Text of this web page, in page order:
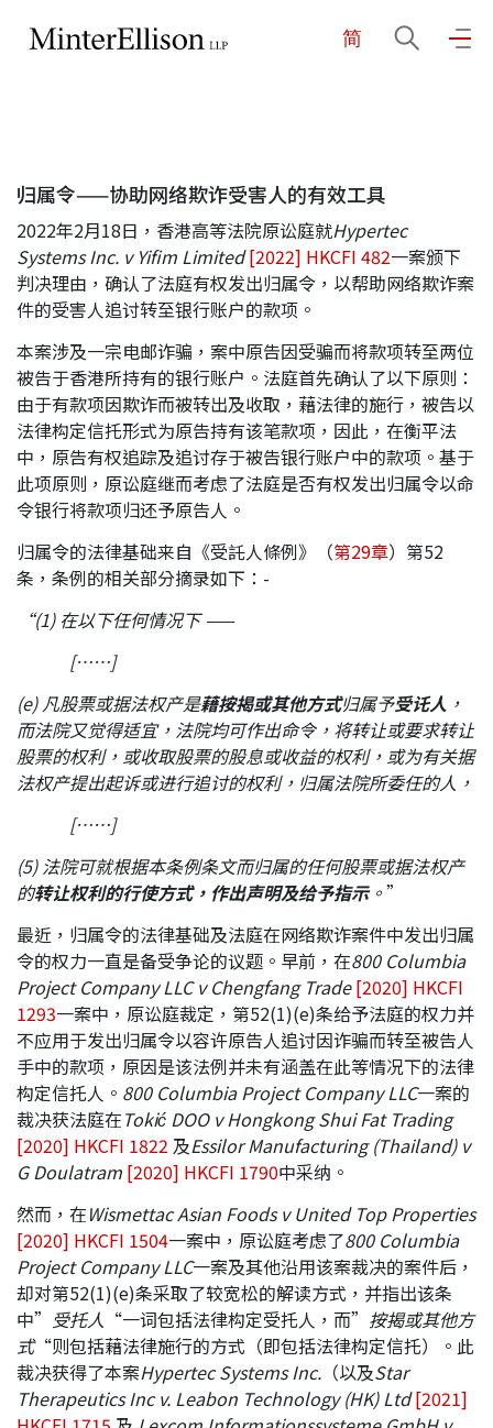
简
关于我们
业务领域
我们的团队
社区投入
应届毕业生招聘
最新消息
地点
归属令——协助网络欺诈受害人的有效工具
2022年2月18日，香港高等法院原讼庭就Hypertec
Systems Inc. v Yifim Limited[2022] HKCFI 482一案颁下
判决理由，确认了法庭有权发出归属令，以帮助网络欺诈案
件的受害人追讨转至银行账户的款项。
本案涉及一宗电邮诈骗，案中原告因受骗而将款项转至两位
被告于香港所持有的银行账户。法庭首先确认了以下原则：
由于有款项因欺诈而被转出及收取，藉法律的施行，被告以
法律构定信托形式为原告持有该笔款项，因此，在衡平法
中，原告有权追踪及追讨存于被告银行账户中的款项。基于
此项原则，原讼庭继而考虑了法庭是否有权发出归属令以命
令银行将款项归还予原告人。
归属令的法律基础来自《受託人條例》（第29章）第52
条，条例的相关部分摘录如下：-
“(1) 在以下任何情况下——
[……]
(e)凡股票或据法权产是藉按揭或其他方式归属予受讬人 ，
而法院又觉得适宜，法院均可作出命令，将转让或要求转让
股票的权利，或收取股票的股息或收益的权利，或为有关据
法权产提出起诉或进行追讨的权利，归属法院所委任的人，
[……]
(5)法院可就根据本条例条文而归属的任何股票或据法权产
的转让权利的行使方式，作出声明及给予指示。”
最近，归属令的法律基础及法庭在网络欺诈案件中发出归属
令的权力一直是备受争论的议题。早前，在800 Columbia
Project Company LLC v Chengfang Trade [2020] HKCFI
1293一案中，原讼庭裁定，第52(1)(e)条给予法庭的权力并
不应用于发出归属令以容许原告人追讨因诈骗而转至被告人
手中的款项，原因是该法例并未有涵盖在此等情况下的法律
构定信托人。 800 Columbia Project Company LLC一案的
裁决获法庭在Tokić DOO v Hongkong Shui Fat Trading
[2020] HKCFI 1822 及Essilor Manufacturing (Thailand) v
G Doulatram [2020] HKCFI 1790中采纳。
然而，在Wismettac Asian Foods v United Top Properties
[2020] HKCFI 1504一案中，原讼庭考虑了800 Columbia
Project Company LLC一案及其他沿用该案裁决的案件后，
却对第52(1)(e)条采取了较宽松的解读方式，并指出该条
中” 受托人 “一词包括法律构定受托人，而” 按揭或其他方
式“则包括藉法律施行的方式（即包括法律构定信托）。此
裁决获得了本案Hypertec Systems Inc. （以及Star
Therapeutics Inc v. Leabon Technology (HK) Ltd [2021]